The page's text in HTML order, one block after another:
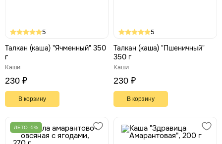
5
Талкан (каша) "Ячменный" 350
г
Каши
230 ₽
В корзину
5
Талкан (каша) "Пшеничный"
350 г
Каши
230 ₽
В корзину
ЛЕТО -5%